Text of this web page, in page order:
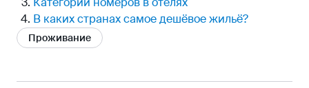
В каких странах самое дешёвое жильё?
Проживание